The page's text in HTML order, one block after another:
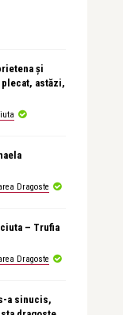
și
plecat, astăzi,
Dragoste
– Trufia
Dragoste
a sinucis,